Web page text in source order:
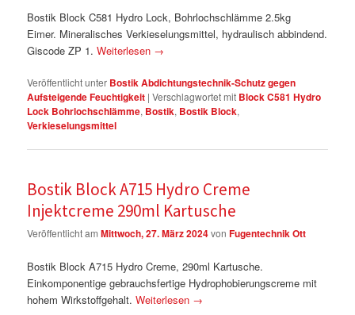
Bostik Block C581 Hydro Lock, Bohrlochschlämme 2.5kg
Eimer. Mineralisches Verkieselungsmittel, hydraulisch abbindend.
Giscode ZP 1.Weiterlesen →
Veröffentlicht unter Bostik Abdichtungstechnik-Schutz gegen
Aufsteigende Feuchtigkeit |Verschlagwortet mit Block C581 Hydro
Lock Bohrlochschlämme, Bostik, Bostik Block,
Verkieselungsmittel
Bostik Block A715 Hydro Creme
Injektcreme 290ml Kartusche
Veröffentlicht amMittwoch, 27. März 2024vonFugentechnik Ott
Bostik Block A715 Hydro Creme, 290ml Kartusche.
Einkomponentige gebrauchsfertige Hydrophobierungscreme mit
hohem Wirkstoffgehalt.Weiterlesen →